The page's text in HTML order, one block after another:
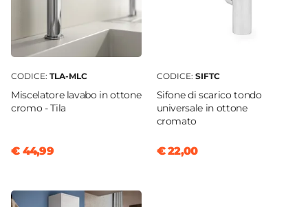
Materiale Mobile
Legno nobilitato
Frontale
Sistema Di Apertura
Gola
Assemblato
Kit Fissaggio A Muro
CODICE: TLA-MLC
Miscelatore lavabo in ottone
cromo - Tila
€ 44,99
CODICE: SIFTC
Sifone di scarico tondo
universale in ottone
cromato
€ 22,00